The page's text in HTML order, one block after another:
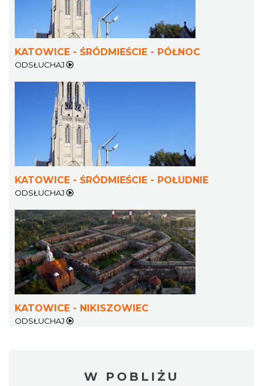
KATOWICE - ŚRÓDMIEŚCIE - PÓŁNOC
ODSŁUCHAJ
KATOWICE - ŚRÓDMIEŚCIE - POŁUDNIE
ODSŁUCHAJ
KATOWICE - NIKISZOWIEC
ODSŁUCHAJ
W POBLIŻU